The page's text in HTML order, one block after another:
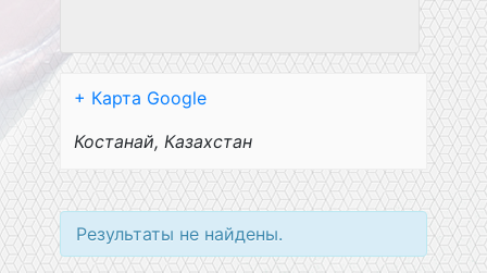
+ Карта Google
Костанай, Казахстан
Результаты не найдены.